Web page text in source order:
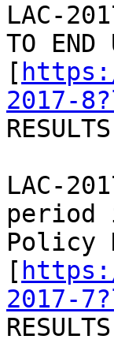
LAC-
TO END
[
2017-
LAC-
period
Policy
[
2017-